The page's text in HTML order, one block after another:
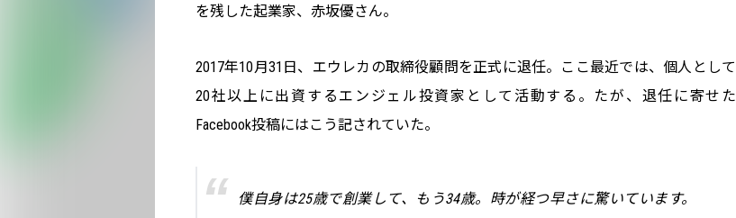
を残した起業家、赤坂優さん。
2017年10月31日、エウレカの取締役顧問を正式に退任。ここ最近では、個人として
20社以上に出資するエンジェル投資家として活動する。たが、退任に寄せた
Facebook投稿にはこう記されていた。
僕自身は25歳で創業して、もう34歳。時が経つ早さに驚いています。